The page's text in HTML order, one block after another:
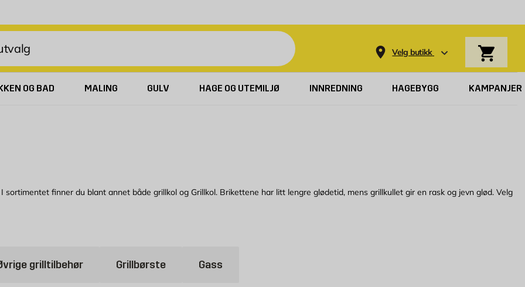
Velg butikk
OG BAD MALING GULV HAGE OG UTEMILJØ INNREDNING HAGEBYGG KAMPANJER
finner du blant annet både grillkol og Grillkol. Brikettene har litt lengre glødetid, mens grillkullet gir en rask og jevn glød. Velg
til tennvæske er en elektrisk grilltenner på for eksempel 1000W. Denne tenner raskt og miljøvennlig ved hjelp av varm luft. Det kan altså
grilltilbehør Grillbørste Gass